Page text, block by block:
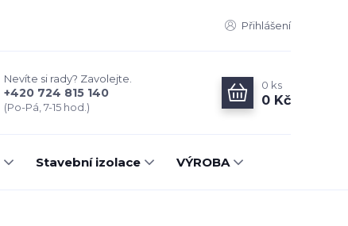
Přihlášení
Nevíte si rady? Zavolejte.
+420 724 815 140
(Po-Pá, 7-15 hod.)
0 ks
0 Kč
Stavební izolace VÝROBA